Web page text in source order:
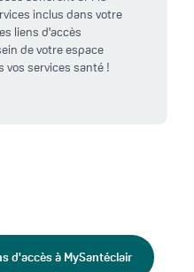
inclus dans votre
liens d'accès
de votre espace
vos services santé !
d'accès à MySantéclair